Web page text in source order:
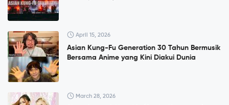
April 15, 2026
Asian Kung-Fu Generation 30 Tahun Bermusik
Bersama Anime yang Kini Diakui Dunia
March 28, 2026